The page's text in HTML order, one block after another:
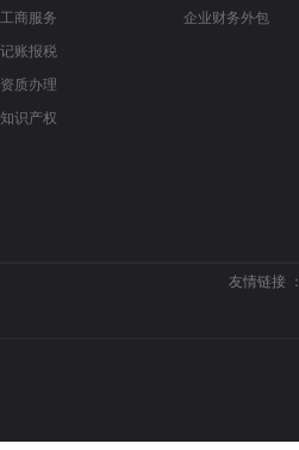
工商服务
记账报税
资质办理
知识产权
企业财务外包
友情链接 ：